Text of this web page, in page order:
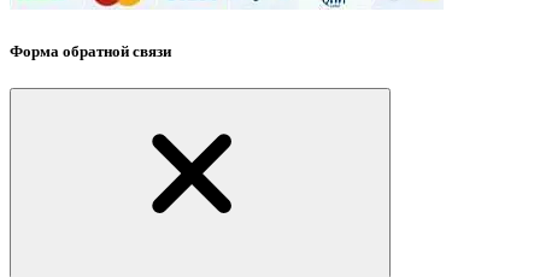
Форма обратной связи